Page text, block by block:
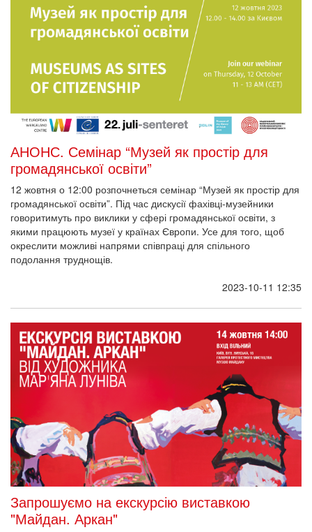
АНОНС. Семінар “Музей як простір для
громадянської освіти”
12 жовтня о 12:00 розпочнеться семінар “Музей як простір для
громадянської освіти”. Під час дискусії фахівці-музейники
говоритимуть про виклики у сфері громадянської освіти, з
якими працюють музеї у країнах Європи. Усе для того, щоб
окреслити можливі напрями співпраці для спільного
подолання труднощів.
2023-10-11 12:35
Запрошуємо на екскурсію виставкою
"Майдан. Аркан"